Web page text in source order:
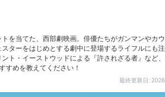
を当てた、西部劇映画。俳優たちがガンマンやカ
ターをはじめとする劇中に登場するライフルにも
ト・イーストウッドによる『許されざる者』など
すめを教えてください！
最終更新日: